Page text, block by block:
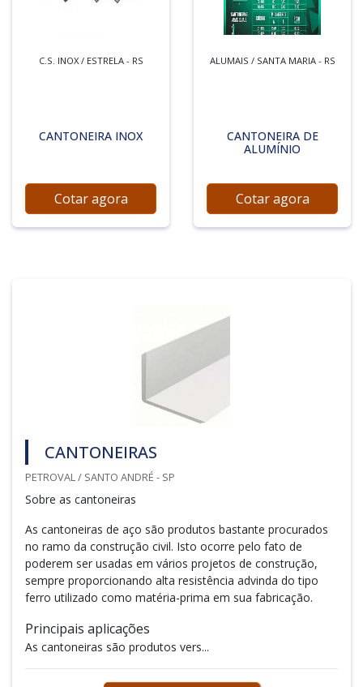
C.S. INOX / ESTRELA - RS
CANTONEIRA INOX
Cotar agora
ALUMAIS / SANTA MARIA - RS
CANTONEIRA DE
ALUMÍNIO
Cotar agora
CANTONEIRAS
PETROVAL / SANTO ANDRÉ - SP
Sobre as cantoneiras
As cantoneiras de aço são produtos bastante procurados
no ramo da construção civil. Isto ocorre pelo fato de
poderem ser usadas em vários projetos de construção,
sempre proporcionando alta resistência advinda do tipo
ferro utilizado como matéria-prima em sua fabricação.
Principais aplicações
As cantoneiras são produtos vers...